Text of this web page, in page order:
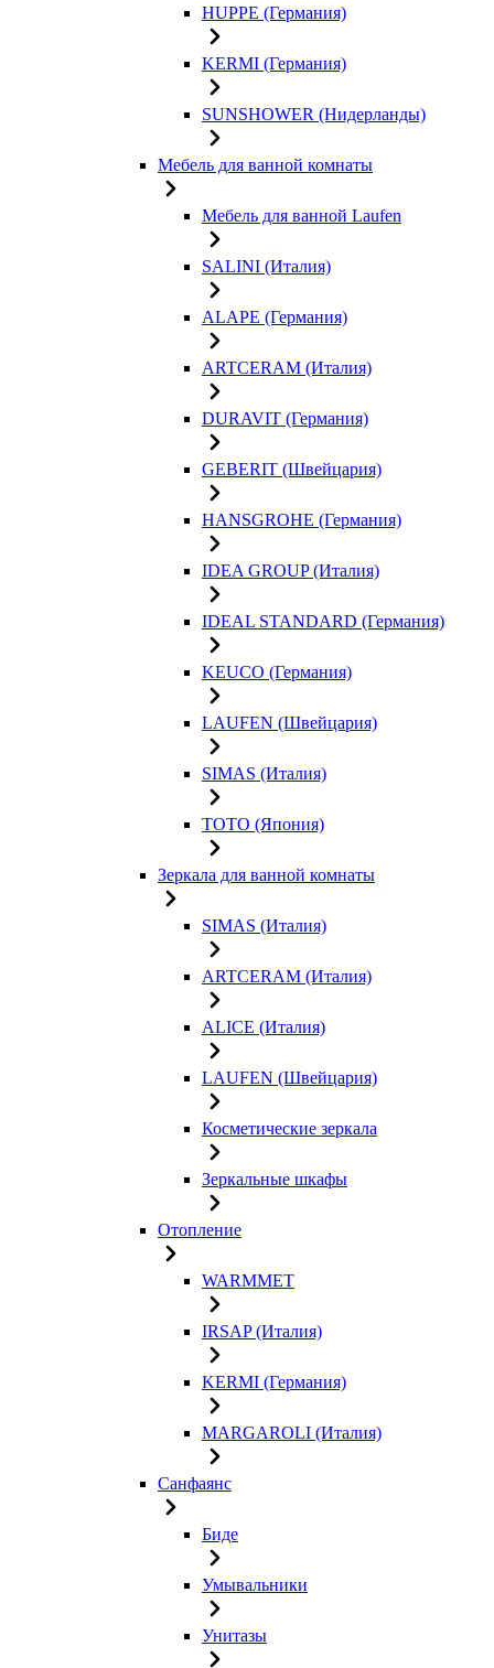
HUPPE (Германия)
KERMI (Германия)
SUNSHOWER (Нидерланды)
Мебель для ванной комнаты
Мебель для ванной Laufen
SALINI (Италия)
ALAPE (Германия)
ARTCERAM (Италия)
DURAVIT (Германия)
GEBERIT (Швейцария)
HANSGROHE (Германия)
IDEA GROUP (Италия)
IDEAL STANDARD (Германия)
KEUCO (Германия)
LAUFEN (Швейцария)
SIMAS (Италия)
TOTO (Япония)
Зеркала для ванной комнаты
SIMAS (Италия)
ARTCERAM (Италия)
ALICE (Италия)
LAUFEN (Швейцария)
Косметические зеркала
Зеркальные шкафы
Отопление
WARMMET
IRSAP (Италия)
KERMI (Германия)
MARGAROLI (Италия)
Санфаянс
Биде
Умывальники
Унитазы